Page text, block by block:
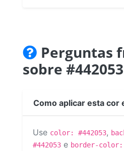
Perguntas
sobre #442053
Como aplicar esta cor
Use color: #442053,
#442053 e border-color: